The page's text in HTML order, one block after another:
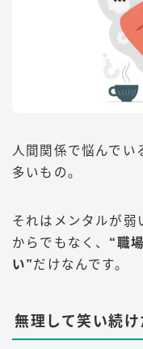
人間関係で悩んでい
多いもの。
それはメンタルが弱
からでもなく、 “職
い”だけなんです。
無理して笑い続